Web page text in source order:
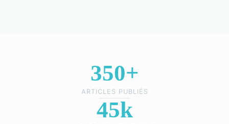
350+
ARTICLES PUBLIÉS
45k